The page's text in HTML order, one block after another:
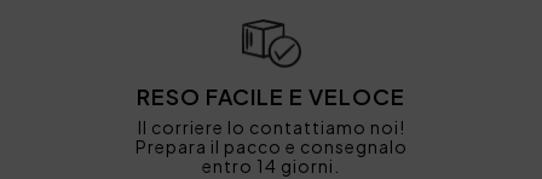
RESO FACILE E VELOCE
Il corriere lo contattiamo noi!
Prepara il pacco e consegnalo
entro 14 giorni.